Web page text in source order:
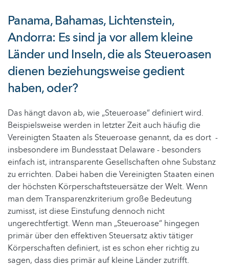
Panama, Bahamas, Lichtenstein,
Andorra: Es sind ja vor allem kleine
Länder und Inseln, die als Steueroasen
dienen beziehungsweise gedient
haben, oder?
Das hängt davon ab, wie „Steueroase“ definiert wird.
Beispielsweise werden in letzter Zeit auch häufig die
Vereinigten Staaten als Steueroase genannt, da es dort -
insbesondere im Bundesstaat Delaware - besonders
einfach ist, intransparente Gesellschaften ohne Substanz
zu errichten. Dabei haben die Vereinigten Staaten einen
der höchsten Körperschaftsteuersätze der Welt. Wenn
man dem Transparenzkriterium große Bedeutung
zumisst, ist diese Einstufung dennoch nicht
ungerechtfertigt. Wenn man „Steueroase“ hingegen
primär über den effektiven Steuersatz aktiv tätiger
Körperschaften definiert, ist es schon eher richtig zu
sagen, dass dies primär auf kleine Länder zutrifft.